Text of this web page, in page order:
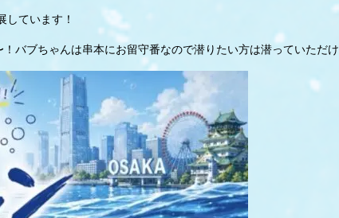
しています！
バブちゃんは串本にお留守番なので潜りたい方は潜っていただ